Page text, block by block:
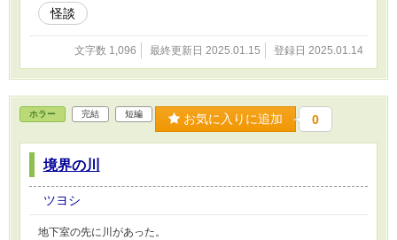
怪談
文字数 1,096 最終更新日 2025.01.15 登録日 2025.01.14
ホラー 完結 短編 お気に入りに追加 0
境界の川
ツヨシ
地下室の先に川があった。